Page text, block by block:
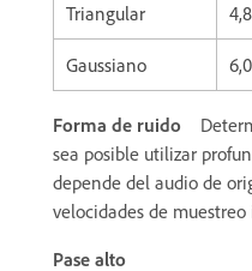
Triangular
Gaussiano
Forma de ruido
sea posible utilizar
depende del audio de
velocidades de
Pase alto